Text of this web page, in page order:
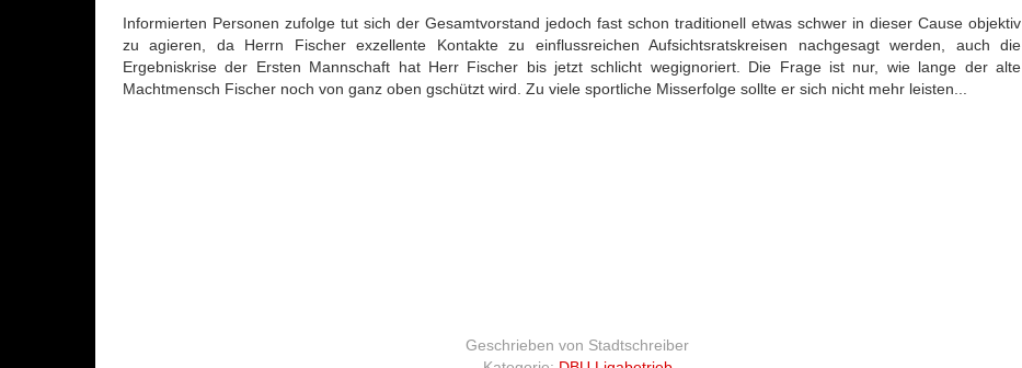
Informierten Personen zufolge tut sich der Gesamtvorstand jedoch fast schon traditionell etwas schwer in dieser Cause objektiv
zu agieren, da Herrn Fischer exzellente Kontakte zu einflussreichen Aufsichtsratskreisen nachgesagt werden, auch die
Ergebniskrise der Ersten Mannschaft hat Herr Fischer bis jetzt schlicht wegignoriert. Die Frage ist nur, wie lange der alte
Machtmensch Fischer noch von ganz oben gschützt wird. Zu viele sportliche Misserfolge sollte er sich nicht mehr leisten...
Geschrieben von Stadtschreiber